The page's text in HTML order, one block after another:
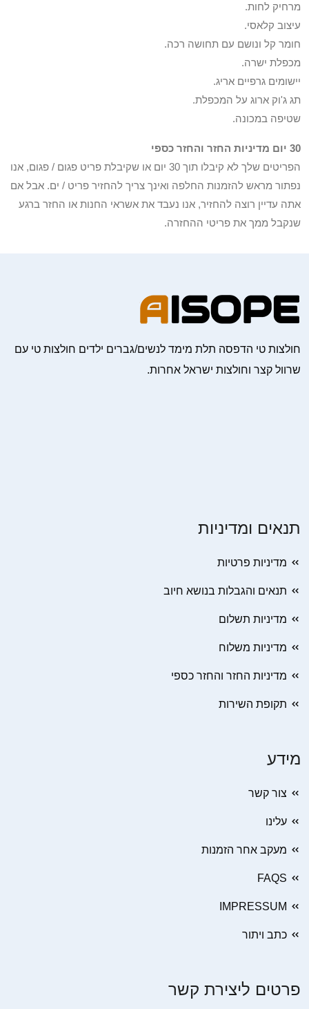
מרחיק לחות.
עיצוב קלאסי.
חומר קל ונושם עם תחושה רכה.
מכפלת ישרה.
יישומים גרפיים אריג.
תג ג'וק ארוג על המכפלת.
שטיפה במכונה.
30 יום מדיניות החזר והחזר כספי
הפריטים שלך לא קיבלו תוך 30 יום או שקיבלת פריט פגום / פגום, אנו
נפתור מראש להזמנות החלפה ואינך צריך להחזיר פריט / ים. אבל אם
אתה עדיין רוצה להחזיר, אנו נעבד את אשראי החנות או החזר ברגע
שנקבל ממך את פריטי ההחזרה.
חולצות טי הדפסה תלת מימד לנשים/גברים ילדים חולצות טי עם
שרוול קצר וחולצות ישראל אחרות.
תנאים ומדיניות
מדיניות פרטיות
תנאים והגבלות בנושא חיוב
מדיניות תשלום
מדיניות משלוח
מדיניות החזר והחזר כספי
תקופת השירות
מידע
צור קשר
עלינו
מעקב אחר הזמנות
FAQS
IMPRESSUM
כתב ויתור
פרטים ליצירת קשר